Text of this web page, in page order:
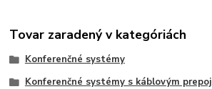
Tovar zaradený v kategóriách
Konferenčné systémy
Konferenčné systémy s káblovým